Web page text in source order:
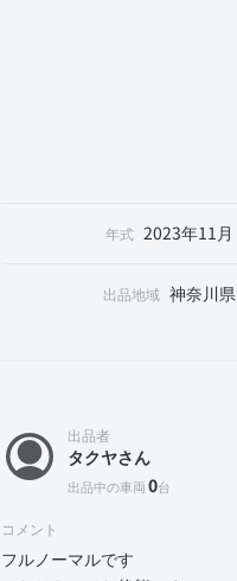
年式 2023年11月
出品地域 神奈川県
出品者
タクヤさん
出品中の車両0台
コメント
フルノーマルです